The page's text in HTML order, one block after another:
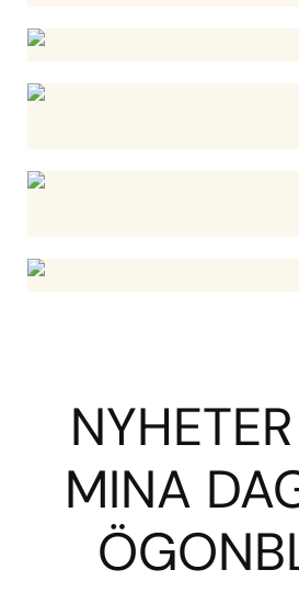
MINA